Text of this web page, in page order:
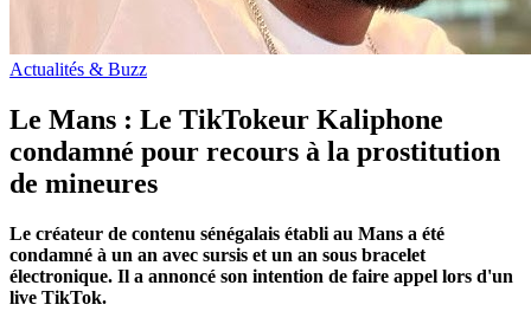
Actualités & Buzz
Le Mans : Le TikTokeur Kaliphone
condamné pour recours à la prostitution
de mineures
Le créateur de contenu sénégalais établi au Mans a été
condamné à un an avec sursis et un an sous bracelet
électronique. Il a annoncé son intention de faire appel lors d'un
live TikTok.